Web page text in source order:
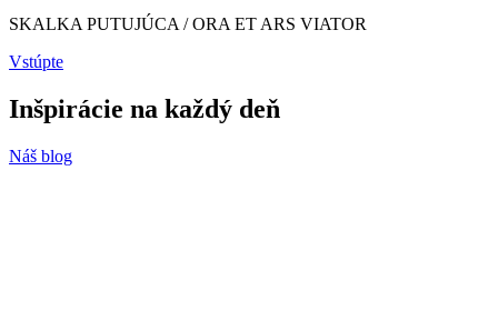
SKALKA PUTUJÚCA / ORA ET ARS VIATOR
Vstúpte
Inšpirácie na každý deň
Náš blog